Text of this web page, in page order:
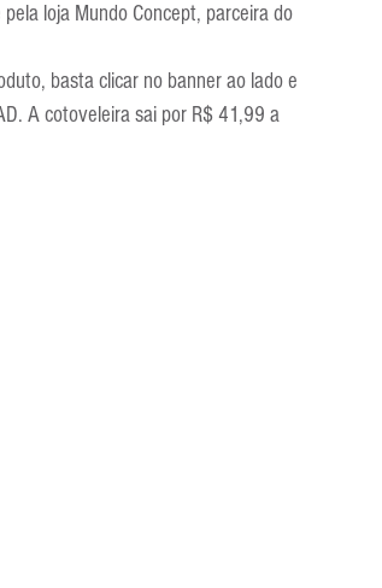
Argentina Escola Espanhola
loja Mundo Concept, parceira do
basta clicar no banner ao lado e
A cotoveleira sai por R$ 41,99 a